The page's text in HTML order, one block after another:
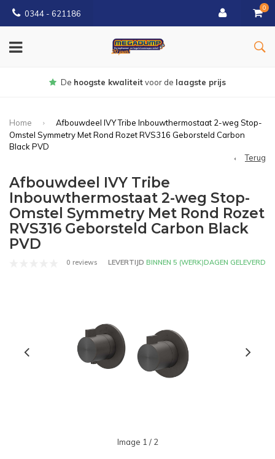
0344 - 621186
0
Gratisbezorgd vanaf € 150
Home
Afbouwdeel IVY Tribe Inbouwthermostaat 2-weg Stop-
Omstel Symmetry Met Rond Rozet RVS316 Geborsteld Carbon
Black PVD
Terug
Afbouwdeel IVY Tribe
Inbouwthermostaat 2-weg Stop-
Omstel Symmetry Met Rond Rozet
RVS316 Geborsteld Carbon Black
PVD
0 reviews LEVERTIJD BINNEN 5 (WERK)DAGEN GELEVERD
Image 1 / 2